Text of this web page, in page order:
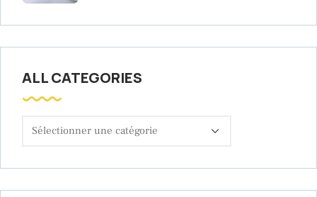
ALL CATEGORIES